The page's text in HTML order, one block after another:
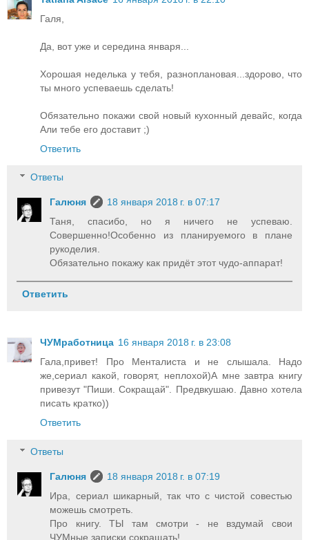
Галя,
Да, вот уже и середина января...
Хорошая неделька у тебя, разноплановая...здорово, что
ты много успеваешь сделать!
Обязательно покажи свой новый кухонный девайс, когда
Али тебе его доставит ;)
Ответить
Ответы
Галюня
18 января 2018 г. в 07:17
Таня, спасибо, но я ничего не успеваю.
Совершенно!Особенно из планируемого в плане
рукоделия.
Обязательно покажу как придёт этот чудо-аппарат!
Ответить
ЧУМработница 16 января 2018 г. в 23:08
Гала,привет! Про Менталиста и не слышала. Надо
же,сериал какой, говорят, неплохой)А мне завтра книгу
привезут "Пиши. Сокращай". Предвкушаю. Давно хотела
писать кратко))
Ответить
Ответы
Галюня
18 января 2018 г. в 07:19
Ира, сериал шикарный, так что с чистой совестью
можешь смотреть.
Про книгу. ТЫ там смотри - не вздумай свои
ЧУМные записки сокращать!